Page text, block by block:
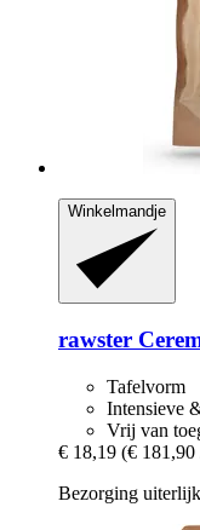
Winkelmandje
rawster
Tafelvorm
Intensieve
Vrij van
€ 18,19 (€ 181,90
Bezorging